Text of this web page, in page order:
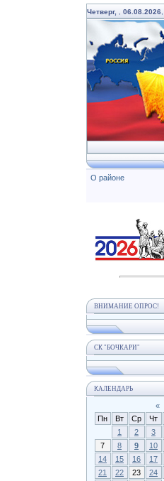
Четверг, 06.08.2026
О районе
ВНИМАНИЕ ОПРОС!
СК "БОЧКАРИ"
КАЛЕНДАРЬ
«
Пн
Вт Ср Чт
1
2 3
7
8 9 10
14
15 16 17
21
22 23 24